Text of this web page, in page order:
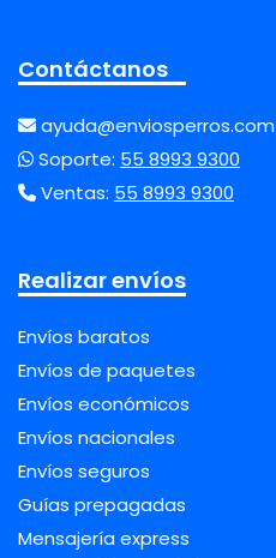
Contáctanos
ayuda@enviosperros.com
Soporte: 55 8993 9300
Ventas: 55 8993 9300
Realizar envíos
Envíos baratos
Envíos de paquetes
Envíos económicos
Envíos nacionales
Envíos seguros
Guías prepagadas
Mensajería express